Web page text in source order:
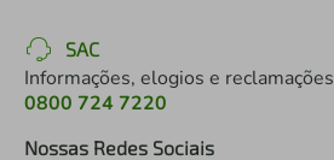
SAC
Informações, elogios e reclamações
0800 724 7220
Nossas Redes Sociais